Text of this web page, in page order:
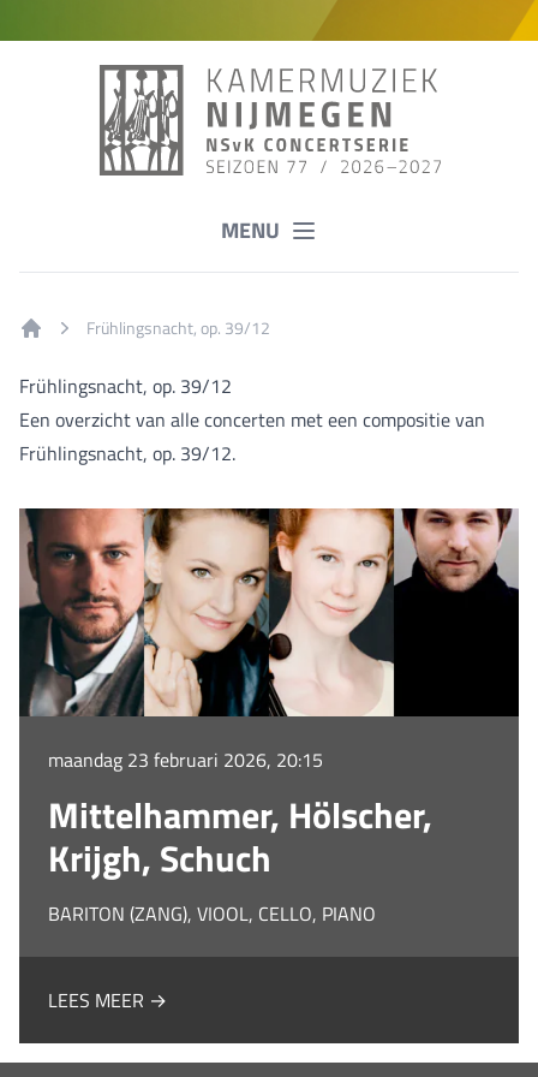
MENU
Frühlingsnacht, op. 39/12
Frühlingsnacht, op. 39/12
Een overzicht van alle concerten met een compositie van
Frühlingsnacht, op. 39/12.
maandag 23 februari 2026, 20:15
Mittelhammer, Hölscher,
Krijgh, Schuch
BARITON (ZANG), VIOOL, CELLO, PIANO
LEES MEER →